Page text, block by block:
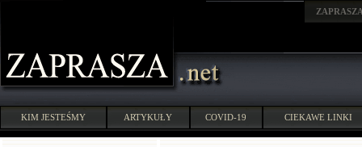
KIM JESTEŚMY ARTYKUŁY COVID-19 CIEKAWE LINKI